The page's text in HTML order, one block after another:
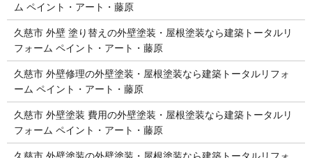
ム ペイント・アート・藤原
久慈市 外壁 塗り替えの外壁塗装・屋根塗装なら建築トータルリ
フォーム ペイント・アート・藤原
久慈市 外壁修理の外壁塗装・屋根塗装なら建築トータルリフォ
ーム ペイント・アート・藤原
久慈市 外壁塗装 費用の外壁塗装・屋根塗装なら建築トータルリ
フォーム ペイント・アート・藤原
久慈市 外壁塗装の外壁塗装・屋根塗装なら建築トータルリフォ